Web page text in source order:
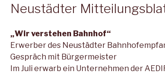
Neustädter
„Wir verstehen Bahnhof“
Erwerber des Neustädter
Gespräch mit Bürgermeister
Im Juli erwarb ein Unternehmen der